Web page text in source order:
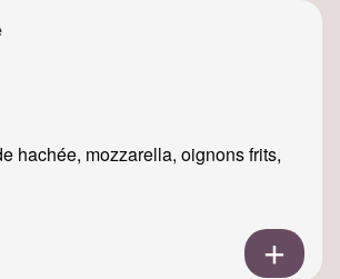
hachée, mozzarella, oignons frits,